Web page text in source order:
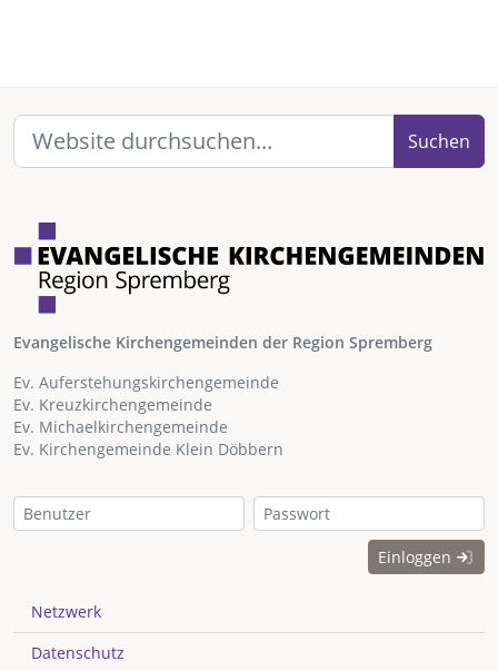
Suchen
Evangelische Kirchengemeinden der Region Spremberg
Ev. Auferstehungskirchengemeinde
Ev. Kreuzkirchengemeinde
Ev. Michaelkirchengemeinde
Ev. Kirchengemeinde Klein Döbbern
Einloggen
Netzwerk
Datenschutz